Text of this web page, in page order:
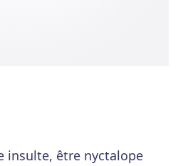
insulte, être nyctalope